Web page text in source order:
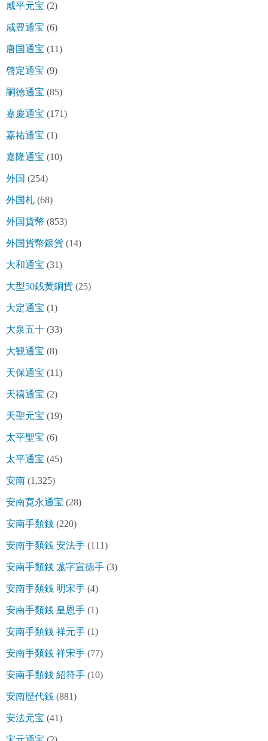
咸平元宝 (2)
咸豊通宝 (6)
唐国通宝 (11)
啓定通宝 (9)
嗣徳通宝 (85)
嘉慶通宝 (171)
嘉祐通宝 (1)
嘉隆通宝 (10)
外国 (254)
外国札 (68)
外国貨幣 (853)
外国貨幣銀貨 (14)
大和通宝 (31)
大型50銭黄銅貨 (25)
大定通宝 (1)
大泉五十 (33)
大観通宝 (8)
天保通宝 (11)
天禧通宝 (2)
天聖元宝 (19)
太平聖宝 (6)
太平通宝 (45)
安南 (1,325)
安南寛永通宝 (28)
安南手類銭 (220)
安南手類銭 安法手 (111)
安南手類銭 尨字宣徳手 (3)
安南手類銭 明宋手 (4)
安南手類銭 皇恩手 (1)
安南手類銭 祥元手 (1)
安南手類銭 祥宋手 (77)
安南手類銭 紹符手 (10)
安南歴代銭 (881)
安法元宝 (41)